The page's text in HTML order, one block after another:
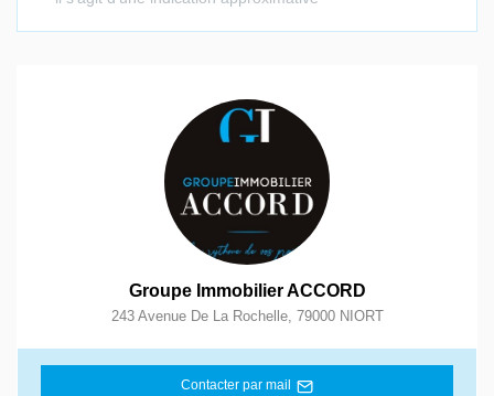
Groupe Immobilier ACCORD
243 Avenue De La Rochelle, 79000 NIORT
Contacter par mail